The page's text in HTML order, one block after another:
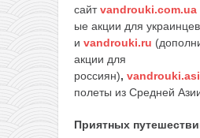
сайтvandrouki.com.ua
ые акции для
и vandrouki.ru
акции для
россиян),
полеты из Средней
Приятных